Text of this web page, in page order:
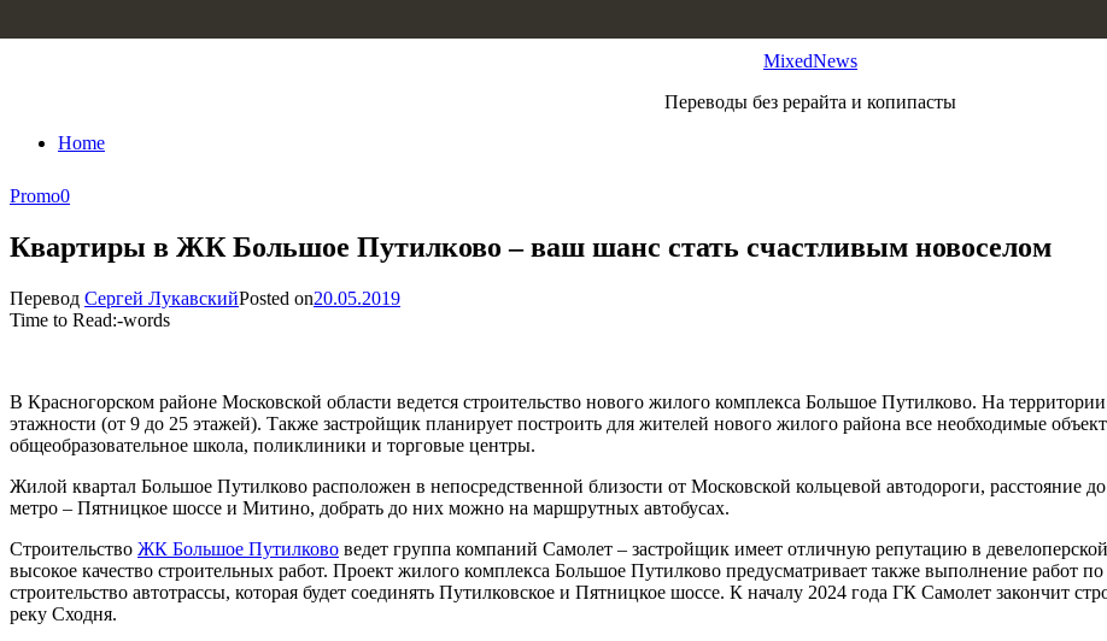
MixedNews
Переводы без рерайта и копипасты
Home
Promo0
Квартиры в ЖК Большое Путилково – ваш шанс стать счастливым новоселом
Перевод Сергей ЛукавскийPosted on20.05.2019
Time to Read:-words
В Красногорском районе Московской области ведется строительство нового жилого комплекса Большое Путилково. На
этажности (от 9 до 25 этажей). Также застройщик планирует построить для жителей нового жилого района все необходимые
общеобразовательное школа, поликлиники и торговые центры.
Жилой квартал Большое Путилково расположен в непосредственной близости от Московской кольцевой автодороги, расстояние
метро – Пятницкое шоссе и Митино, добрать до них можно на маршрутных автобусах.
Строительство ЖК Большое Путилково ведет группа компаний Самолет – застройщик имеет отличную репутацию в
высокое качество строительных работ. Проект жилого комплекса Большое Путилково предусматривает также выполнение работ
строительство автотрассы, которая будет соединять Путилковское и Пятницкое шоссе. К началу 2024 года ГК Самолет закончит
реку Сходня.